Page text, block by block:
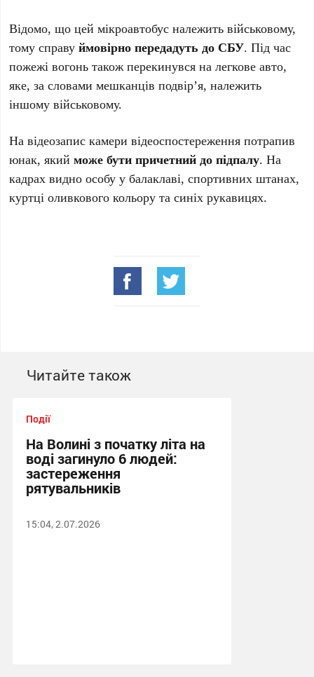
Відомо, що цей мікроавтобус належить військовому,
тому справуймовірно передадуть до СБУ. Під час
пожежі вогонь також перекинувся на легкове авто,
яке, за словами мешканців подвір’я, належить
іншому військовому.
На відеозапис камери відеоспостереження потрапив
юнак, якийможе бути причетний до підпалу. На
кадрах видно особу у балаклаві, спортивних штанах,
куртці оливкового кольору та синіх рукавицях.
Читайте також
Події
На Волині з початку літа на
воді загинуло 6 людей:
застереження
рятувальників
15:04, 2.07.2026